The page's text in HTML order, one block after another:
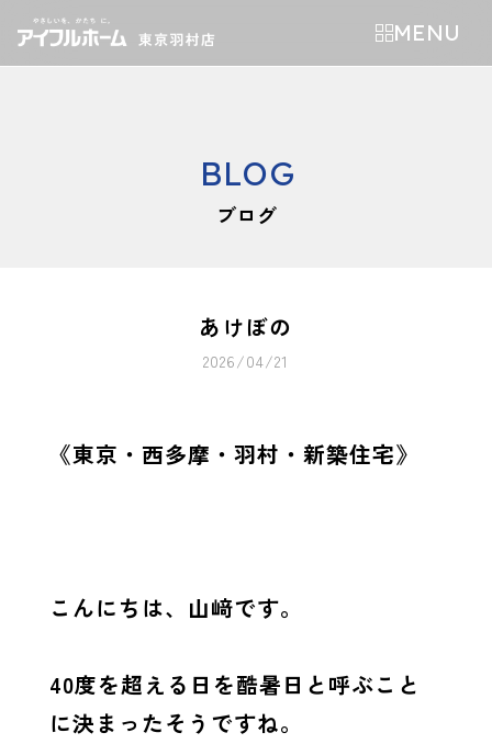
MENU
BLOG
ブログ
あけぼの
2026/04/21
《東京・西多摩・羽村・新築住宅》
こんにちは、山﨑です。
40度を超える日を酷暑日と呼ぶこと
に決まったそうですね。